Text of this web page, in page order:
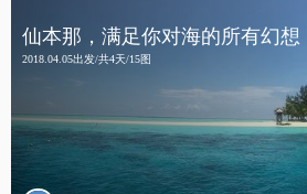
仙本那，满足你对海的所有幻想
2018.04.05出发/共4天/15图